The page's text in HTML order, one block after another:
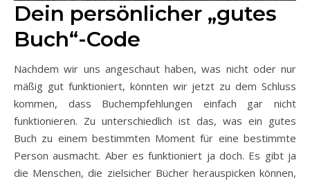
Dein persönlicher „gutes
Buch“-Code
Nachdem wir uns angeschaut haben, was nicht oder nur
mäßig gut funktioniert, könnten wir jetzt zu dem Schluss
kommen, dass Buchempfehlungen einfach gar nicht
funktionieren. Zu unterschiedlich ist das, was ein gutes
Buch zu einem bestimmten Moment für eine bestimmte
Person ausmacht. Aber es funktioniert ja doch. Es gibt ja
die Menschen, die zielsicher Bücher herauspicken können,